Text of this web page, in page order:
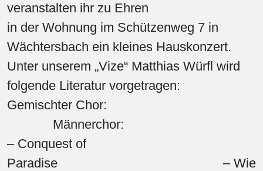
veranstalten ihr zu Ehren
in der Wohnung im Schützenweg 7 in
Wächtersbach ein kleines Hauskonzert.
Unter unserem „Vize“ Matthias Würfl wird
folgende Literatur vorgetragen:
Gemischter Chor:
Männerchor:
– Conquest of
Paradise – Wie